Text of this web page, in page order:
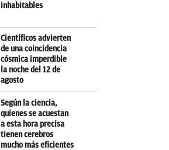
inhabitables
Científicos advierten
de una coincidencia
cósmica imperdible
la noche del 12 de
agosto
Según la ciencia,
quienes se acuestan
a esta hora precisa
tienen cerebros
mucho más eficientes